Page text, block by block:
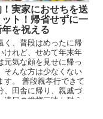
実家におせちを送
ト！帰省せずに一
を祝える
く、普段はめったに帰
けれど、せめて年末年
元気な顔を見せに帰っ
そんな方は少なくない
す。 普段親孝行できて
、田舎に帰り、親戚づ
連日の挨拶三昧も耐え